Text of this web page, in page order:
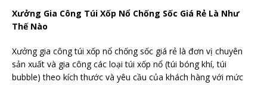
Xưởng Gia Công Túi Xốp Nổ Chống Sốc Giá Rẻ Là Như
Thế Nào
Xưởng gia công túi xốp nổ chống sốc giá rẻ là đơn vị chuyên
sản xuất và gia công các loại túi xốp nổ (túi bóng khí, túi
bubble) theo kích thước và yêu cầu của khách hàng với mức